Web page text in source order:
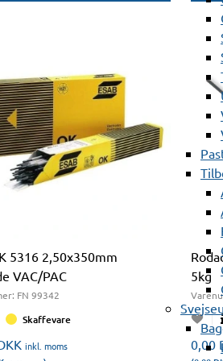
5316 2,50x350mm
VAC/PAC
FN 99342
Skaffevare
inkl. moms
5kg
0,00